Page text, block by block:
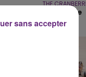
LE WEEK-
THE
Zombie
sans accepter